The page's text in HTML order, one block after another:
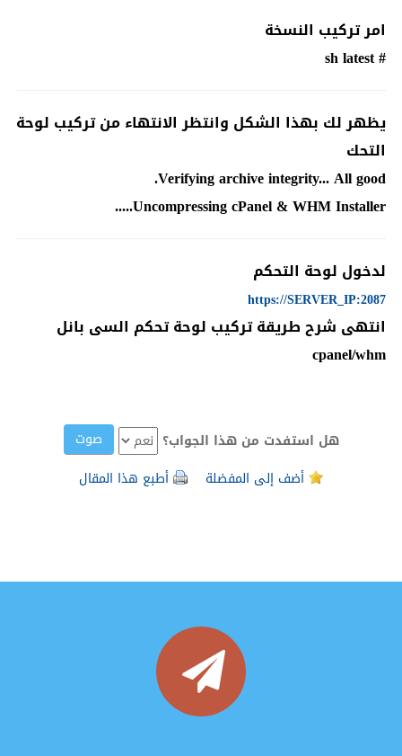
امر تركيب النسخة
# sh latest
يظهر لك بهذا الشكل وانتظر الانتهاء من تركيب لوحة
التحك
Verifying archive integrity... All good.
Uncompressing cPanel & WHM Installer.....
لدخول لوحة التحكم
https://SERVER_IP:2087
انتهى شرح طريقة تركيب لوحة تحكم السى بانل
cpanel/whm
هل استفدت من هذا الجواب؟
أضف إلى المفضلة
أطبع هذا المقال